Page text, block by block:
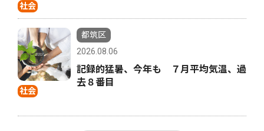
社会
社会
都筑区
2026.08.06
記録的猛暑、今年も ７月平均気温、過
去８番目